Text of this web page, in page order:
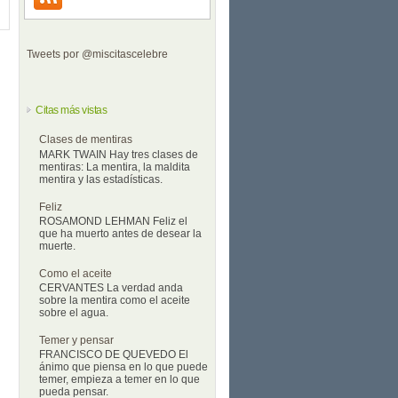
Tweets por @miscitascelebre
Citas más vistas
Clases de mentiras
MARK TWAIN Hay tres clases de
mentiras: La mentira, la maldita
mentira y las estadísticas.
Feliz
ROSAMOND LEHMAN Feliz el
que ha muerto antes de desear la
muerte.
Como el aceite
CERVANTES La verdad anda
sobre la mentira como el aceite
sobre el agua.
Temer y pensar
FRANCISCO DE QUEVEDO El
ánimo que piensa en lo que puede
temer, empieza a temer en lo que
pueda pensar.